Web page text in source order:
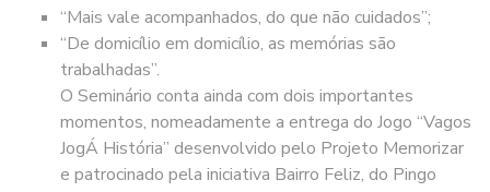
“Mais vale acompanhados, do que não cuidados”;
“De domicílio em domicílio, as memórias são
trabalhadas”.
O Seminário conta ainda com dois importantes
momentos, nomeadamente a entrega do Jogo “Vagos
JogÁ História” desenvolvido pelo Projeto Memorizar
e patrocinado pela iniciativa Bairro Feliz, do Pingo